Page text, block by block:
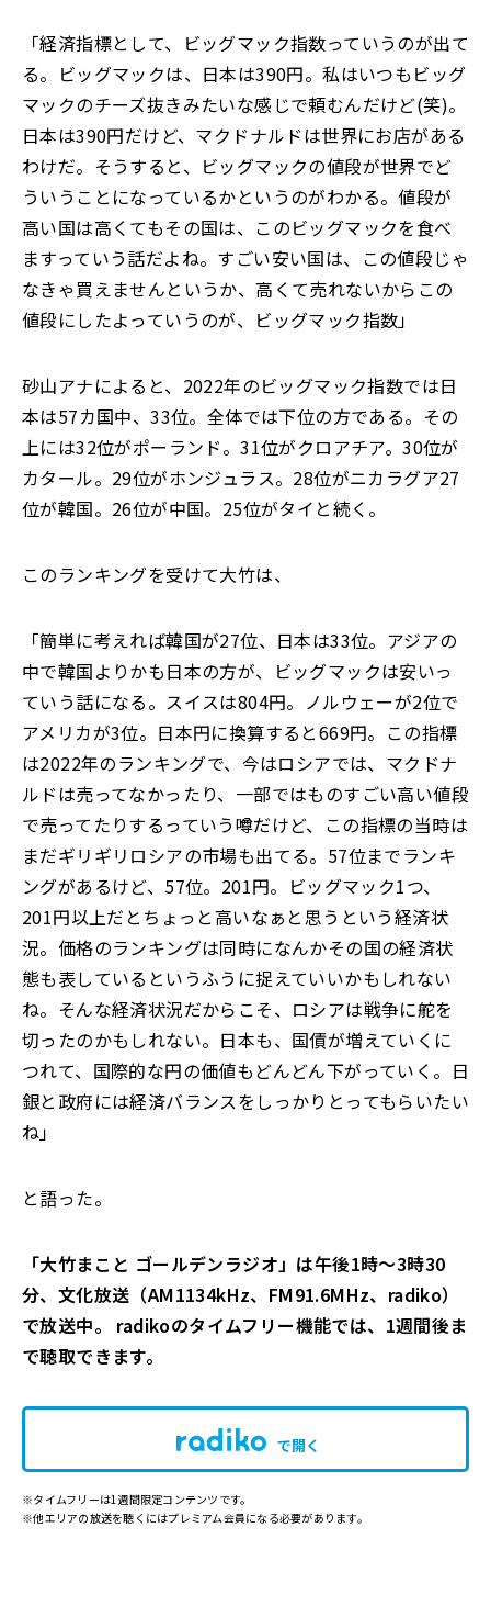
「経済指標として、ビッグマック指数っていうのが出て
る。ビッグマックは、日本は390円。私はいつもビッグ
マックのチーズ抜きみたいな感じで頼むんだけど(笑)。
日本は390円だけど、マクドナルドは世界にお店がある
わけだ。そうすると、ビッグマックの値段が世界でど
ういうことになっているかというのがわかる。値段が
高い国は高くてもその国は、このビッグマックを食べ
ますっていう話だよね。すごい安い国は、この値段じゃ
なきゃ買えませんというか、高くて売れないからこの
値段にしたよっていうのが、ビッグマック指数」
砂山アナによると、2022年のビッグマック指数では日
本は57カ国中、33位。全体では下位の方である。その
上には32位がポーランド。31位がクロアチア。30位が
カタール。29位がホンジュラス。28位がニカラグア27
位が韓国。26位が中国。25位がタイと続く。
このランキングを受けて大竹は、
「簡単に考えれば韓国が27位、日本は33位。アジアの
中で韓国よりかも日本の方が、ビッグマックは安いっ
ていう話になる。スイスは804円。ノルウェーが2位で
アメリカが3位。日本円に換算すると669円。この指標
は2022年のランキングで、今はロシアでは、マクドナ
ルドは売ってなかったり、一部ではものすごい高い値段
で売ってたりするっていう噂だけど、この指標の当時は
まだギリギリロシアの市場も出てる。57位までランキ
ングがあるけど、57位。201円。ビッグマック1つ、
201円以上だとちょっと高いなぁと思うという経済状
況。価格のランキングは同時になんかその国の経済状
態も表しているというふうに捉えていいかもしれない
ね。そんな経済状況だからこそ、ロシアは戦争に舵を
切ったのかもしれない。日本も、国債が増えていくに
つれて、国際的な円の価値もどんどん下がっていく。日
銀と政府には経済バランスをしっかりとってもらいたい
ね」
と語った。
「大竹まこと ゴールデンラジオ」は午後1時～3時30
分、文化放送（AM1134kHz、FM91.6MHz、radiko）
で放送中。 radikoのタイムフリー機能では、1週間後ま
で聴取できます。
で開く
※タイムフリーは1週間限定コンテンツです。
※他エリアの放送を聴くにはプレミアム会員になる必要があります。